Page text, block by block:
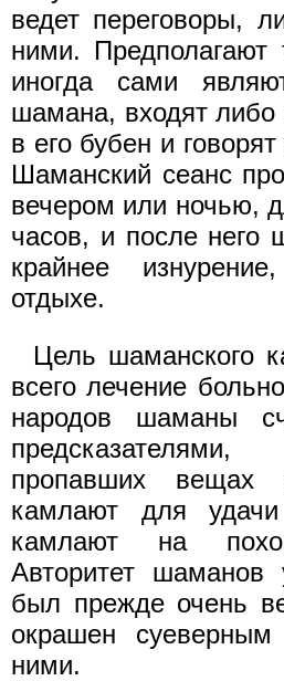
ведет переговоры,
ними. Предполагают
иногда сами
шамана, входят либо
в его бубен и
Шаманский сеанс
вечером или ночью,
часов, и после него
крайнее
отдыхе.
Цель шаманского
всего лечение
народов шаманы
пропавших вещах
камлают для
камлают на
Авторитет шаманов
был прежде очень
окрашен
ними.